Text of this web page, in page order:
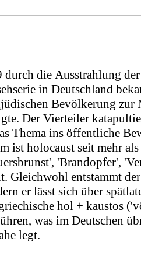
durch die Ausstrahlung
in Deutschland
Bevölkerung zur
Der Vierteiler
Thema ins öffentliche
ist holocaust seit mehr
'Brandopfer',
Gleichwohl entstammt
er lässt sich über
hol + kaustos
was im Deutschen
legt.